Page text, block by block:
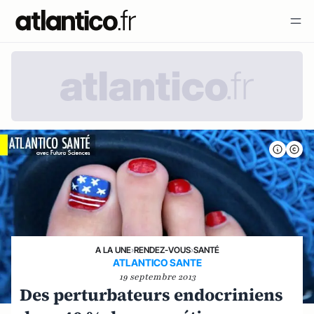
A LA UNE›RENDEZ-VOUS›SANTÉ
ATLANTICO SANTE
19 septembre 2013
Des perturbateurs endocriniens